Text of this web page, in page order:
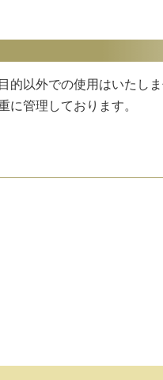
以外での使用はいたしま
に管理しております。